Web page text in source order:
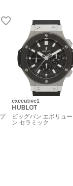
executive1
HUBLOT
ビッグバン エボリュ
ン セラミック